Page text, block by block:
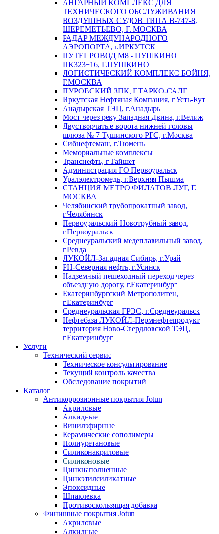
АНГАРНЫЙ КОМПЛЕКС ДЛЯ
ТЕХНИЧЕСКОГО ОБСЛУЖИВАНИЯ
ВОЗДУШНЫХ СУДОВ ТИПА В-747-8,
ШЕРЕМЕТЬЕВО, Г. МОСКВА
РАДАР МЕЖДУНАРОДНОГО
АЭРОПОРТА, г.ИРКУТСК
ПУТЕПРОВОД М8 - ПУШКИНО
ПК323+16, Г.ПУШКИНО
ЛОГИСТИЧЕСКИЙ КОМПЛЕКС БОЙНЯ,
Г.МОСКВА
ПУРОВСКИЙ ЗПК, Г.ТАРКО-САЛЕ
Иркутская Нефтяная Компания, г.Усть-Кут
Анадырская ТЭЦ, г.Анадырь
Мост через реку Западная Двина, г.Велиж
Двустворчатые ворота нижней головы
шлюза № 7 Тушинского РГС, г.Москва
Сибнефтемаш, г.Тюмень
Мемориальные комплексы
Транснефть, г.Тайшет
Администрация ГО Первоуральск
Уралэлектромедь, г.Верхняя Пышма
СТАНЦИЯ МЕТРО ФИЛАТОВ ЛУГ, Г.
МОСКВА
Челябинский трубопрокатный завод,
г.Челябинск
Первоуральский Новотрубный завод,
г.Первоуральск
Среднеуральский медеплавильный завод,
г.Ревда
ЛУКОЙЛ-Западная Сибирь, г.Урай
РН-Северная нефть, г.Усинск
Надземный пешеходный переход через
объездную дорогу, г.Екатеринбург
Екатеринбургский Метрополитен,
г.Екатеринбург
Среднеуральская ГРЭС, г.Среднеуральск
Нефтебаза ЛУКОЙЛ-Пермнефтепродукт
территория Ново-Свердловской ТЭЦ,
г.Екатеринбург
Услуги
Технический сервис
Техническое консультирование
Текущий контроль качества
Обследование покрытий
Каталог
Антикоррозионные покрытия Jotun
Акриловые
Алкидные
Винилэфирные
Керамические сополимеры
Полиуретановые
Силиконакриловые
Силиконовые
Цинкнаполненные
Цинкэтилсиликатные
Эпоксидные
Шпаклевка
Противоскользящая добавка
Финишные покрытия Jotun
Акриловые
Алкидные